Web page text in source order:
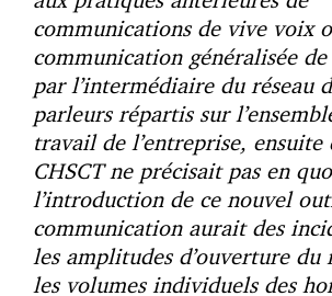
communications de vive voix
communication généralisée de
par l’intermédiaire du réseau
parleurs répartis sur
travail de l’entreprise, ensuite
CHSCT ne précisait pas en
l’introduction de ce nouvel
communication aurait des
les amplitudes d’ouverture du
les volumes individuels des